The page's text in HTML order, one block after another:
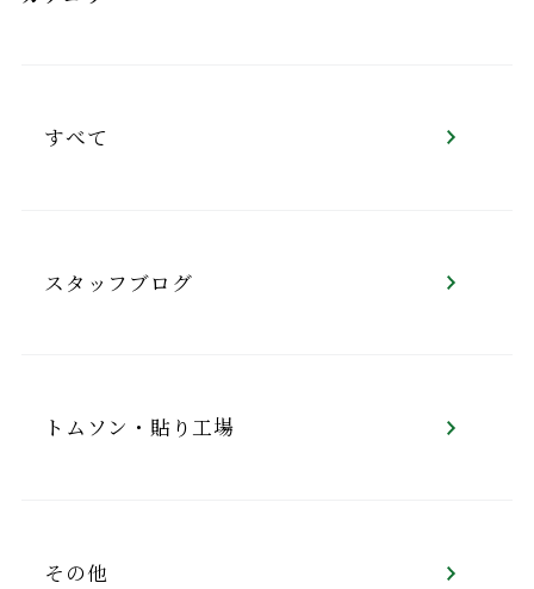
すべて
スタッフブログ
トムソン・貼り工場
その他